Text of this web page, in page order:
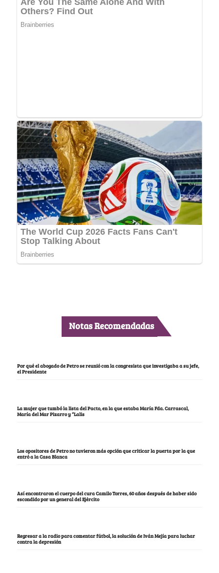
Notas Recomendadas
Por qué el abogado de Petro se reunió con la congresista que investigaba a su jefe,
el Presidente
La mujer que tumbó la lista del Pacto, en la que estaba María Fda. Carrascal,
María del Mar Pizarro y “Lalis
Los opositores de Petro no tuvieron más opción que criticar la puerta por la que
entró a la Casa Blanca
Así encontraron el cuerpo del cura Camilo Torres, 60 años después de haber sido
escondido por un general del Ejército
Regresar a la radio para comentar fútbol, la solución de Iván Mejía para luchar
contra la depresión